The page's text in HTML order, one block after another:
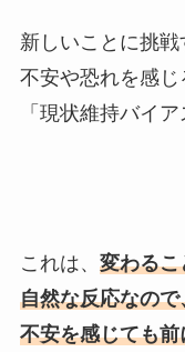
新しいことに挑戦
不安や恐れを感
「現状維持バイ
これは、 変わるこ
自然な反応なの
不安を感じても